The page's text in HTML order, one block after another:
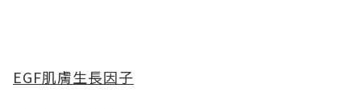
EGF肌膚生長因子